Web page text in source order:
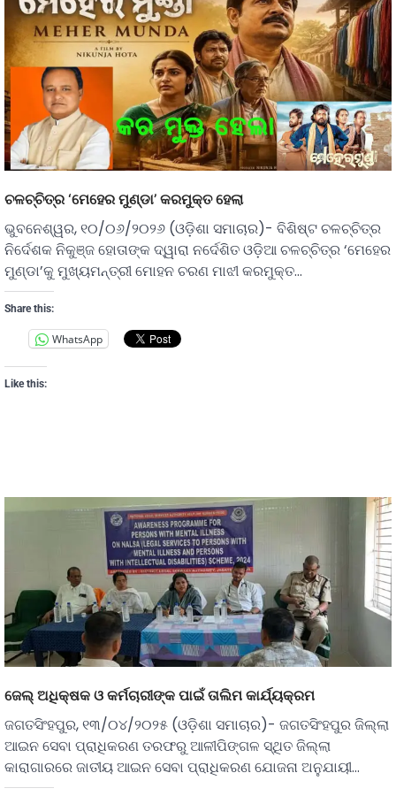
ଚଳଚ୍ଚିତ୍ର ‘ମେହେର ମୁଣ୍ଡା’ କରମୁକ୍ତ ହେଲା
ଭୁବନେଶ୍ୱର, ୧୦/୦୬/୨୦୨୬ (ଓଡ଼ିଶା ସମାଚାର)- ବିଶିଷ୍ଟ ଚଳଚ୍ଚିତ୍ର
ନିର୍ଦେଶକ ନିକୁଞ୍ଜ ହୋତାଙ୍କ ଦ୍ୱାରା ନର୍ଦେଶିତ ଓଡ଼ିଆ ଚଳଚ୍ଚିତ୍ର ‘ମେହେର
ମୁଣ୍ଡା’କୁ ମୁଖ୍ୟମନ୍ତ୍ରୀ ମୋହନ ଚରଣ ମାଝୀ କରମୁକ୍ତ…
Share this:
WhatsApp
Like this:
ଜେଲ୍ ଅଧିକ୍ଷକ ଓ କର୍ମଚାରୀଙ୍କ ପାଇଁ ତାଲିମ କାର୍ଯ୍ୟକ୍ରମ
ଜଗତସିଂହପୁର, ୧୩/୦୪/୨୦୨୫ (ଓଡ଼ିଶା ସମାଚାର)- ଜଗତସିଂହପୁର ଜିଲ୍ଲା
ଆଇନ ସେବା ପ୍ରାଧିକରଣ ତରଫରୁ ଆଳୀପିଙ୍ଗଳ ସ୍ଥିତ ଜିଲ୍ଲା
କାରାଗାରରେ ଜାତୀୟ ଆଇନ ସେବା ପ୍ରାଧିକରଣ ଯୋଜନା ଅନୁଯାୟୀ…